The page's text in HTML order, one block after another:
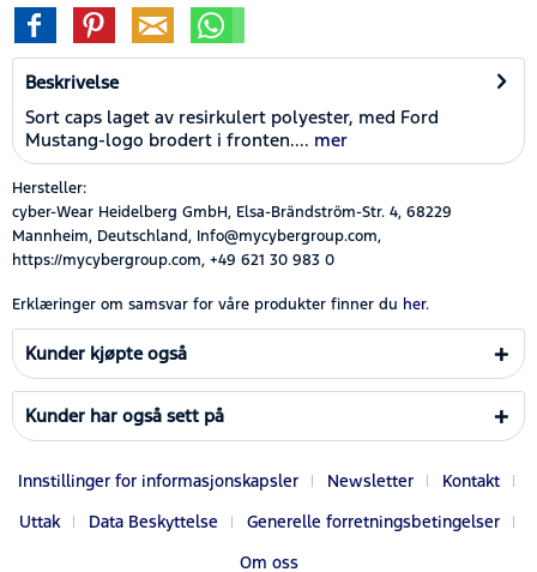
Beskrivelse
Sort caps laget av resirkulert polyester, med Ford
Mustang-logo brodert i fronten.... mer
Hersteller:
cyber-Wear Heidelberg GmbH, Elsa-Brändström-Str. 4, 68229
Mannheim, Deutschland, Info@mycybergroup.com,
https://mycybergroup.com, +49 621 30 983 0
Erklæringer om samsvar for våre produkter finner du her.
Kunder kjøpte også
Kunder har også sett på
Innstillinger for informasjonskapsler Newsletter
Kontakt
Uttak
Data Beskyttelse
Generelle forretningsbetingelser
Om oss